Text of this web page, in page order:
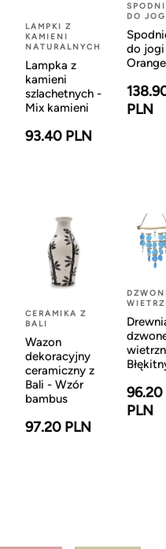
LAMPKI Z
KAMIENI
NATURALNYCH
Lampka z
kamieni
szlachetnych -
Mix kamieni
93.40 PLN
DO
do
Orange
PLN
CERAMIKA Z
BALI
Wazon
dekoracyjny
ceramiczny z
Bali - Wzór
bambus
97.20 PLN
96.20
PLN